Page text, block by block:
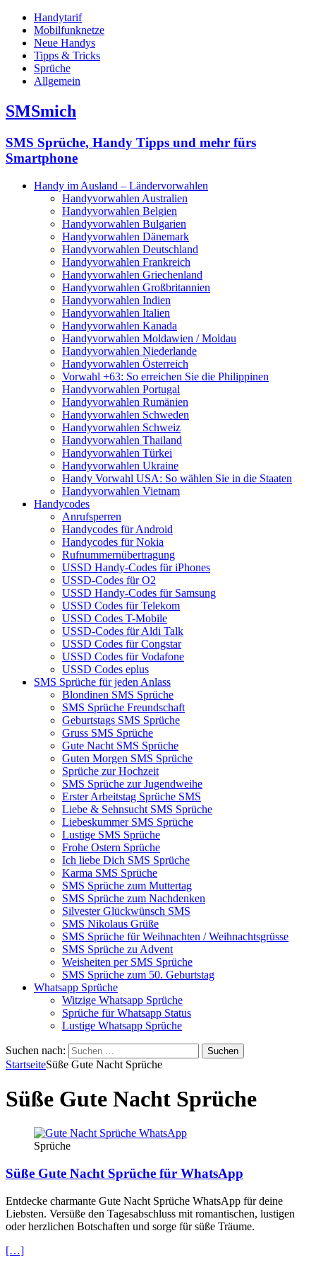
Handytarif
Mobilfunknetze
Neue Handys
Tipps & Tricks
Sprüche
Allgemein
SMSmich
SMS Sprüche, Handy Tipps und mehr fürs
Smartphone
Handy im Ausland – Ländervorwahlen
Handyvorwahlen Australien
Handyvorwahlen Belgien
Handyvorwahlen Bulgarien
Handyvorwahlen Dänemark
Handyvorwahlen Deutschland
Handyvorwahlen Frankreich
Handyvorwahlen Griechenland
Handyvorwahlen Großbritannien
Handyvorwahlen Indien
Handyvorwahlen Italien
Handyvorwahlen Kanada
Handyvorwahlen Moldawien / Moldau
Handyvorwahlen Niederlande
Handyvorwahlen Österreich
Vorwahl +63: So erreichen Sie die Philippinen
Handyvorwahlen Portugal
Handyvorwahlen Rumänien
Handyvorwahlen Schweden
Handyvorwahlen Schweiz
Handyvorwahlen Thailand
Handyvorwahlen Türkei
Handyvorwahlen Ukraine
Handy Vorwahl USA: So wählen Sie in die Staaten
Handyvorwahlen Vietnam
Handycodes
Anrufsperren
Handycodes für Android
Handycodes für Nokia
Rufnummernübertragung
USSD Handy-Codes für iPhones
USSD-Codes für O2
USSD Handy-Codes für Samsung
USSD Codes für Telekom
USSD Codes T-Mobile
USSD-Codes für Aldi Talk
USSD Codes für Congstar
USSD Codes für Vodafone
USSD Codes eplus
SMS Sprüche für jeden Anlass
Blondinen SMS Sprüche
SMS Sprüche Freundschaft
Geburtstags SMS Sprüche
Gruss SMS Sprüche
Gute Nacht SMS Sprüche
Guten Morgen SMS Sprüche
Sprüche zur Hochzeit
SMS Sprüche zur Jugendweihe
Erster Arbeitstag Sprüche SMS
Liebe & Sehnsucht SMS Sprüche
Liebeskummer SMS Sprüche
Lustige SMS Sprüche
Frohe Ostern Sprüche
Ich liebe Dich SMS Sprüche
Karma SMS Sprüche
SMS Sprüche zum Muttertag
SMS Sprüche zum Nachdenken
Silvester Glückwünsch SMS
SMS Nikolaus Grüße
SMS Sprüche für Weihnachten / Weihnachtsgrüsse
SMS Sprüche zu Advent
Weisheiten per SMS Sprüche
SMS Sprüche zum 50. Geburtstag
Whatsapp Sprüche
Witzige Whatsapp Sprüche
Sprüche für Whatsapp Status
Lustige Whatsapp Sprüche
Suchen nach:
StartseiteSüße Gute Nacht Sprüche
Süße Gute Nacht Sprüche
Sprüche
Süße Gute Nacht Sprüche für WhatsApp
Entdecke charmante Gute Nacht Sprüche WhatsApp für deine
Liebsten. Versüße den Tagesabschluss mit romantischen, lustigen
oder herzlichen Botschaften und sorge für süße Träume.
[…]